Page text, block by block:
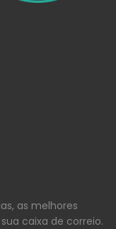
as melhores
caixa de correio.